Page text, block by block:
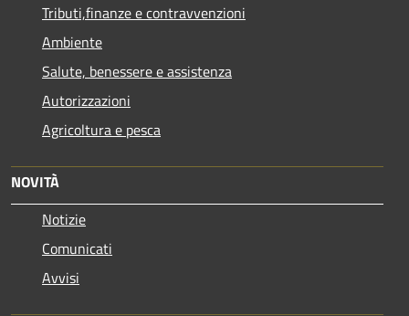
Tributi,finanze e contravvenzioni
Ambiente
Salute, benessere e assistenza
Autorizzazioni
Agricoltura e pesca
NOVITÀ
Notizie
Comunicati
Avvisi